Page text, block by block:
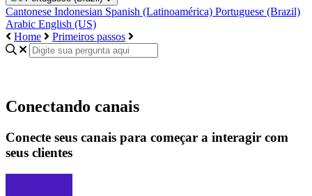
Cantonese Indonesian Spanish (Latinoamérica) Portuguese (Brazil)
Arabic English (US)
Home
Primeiros passos
Conectando canais
Conecte seus canais para começar a interagir com
seus clientes